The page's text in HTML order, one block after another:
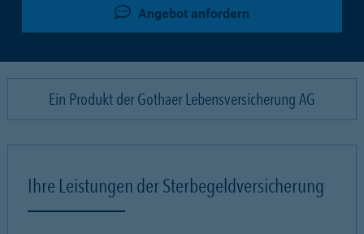
Angebot anfordern
Ein Produkt der Gothaer Lebensversicherung AG
Ihre Leistungen der Sterbegeldversicherung